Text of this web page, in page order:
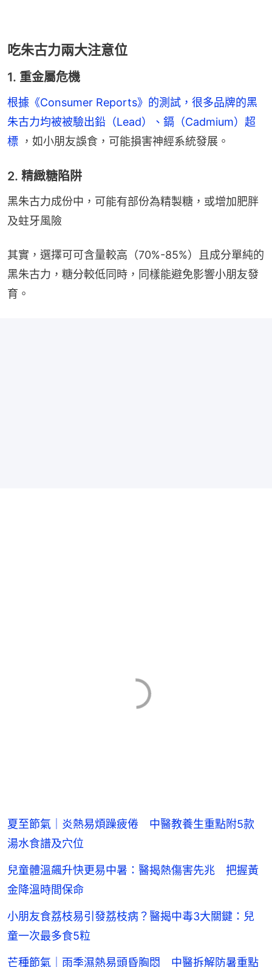
吃朱古力兩大注意位
1. 重金屬危機
根據《Consumer Reports》的測試，很多品牌的黑
朱古力均被被驗出鉛（Lead）、鎘（Cadmium）超
標 ，如小朋友誤食，可能損害神經系統發展。
2. 精緻糖陷阱
黑朱古力成份中，可能有部份為精製糖，或增加肥胖
及蛀牙風險
其實，選擇可可含量較高（70%-85%）且成分單純的
黑朱古力，糖分較低同時，同樣能避免影響小朋友發
育。
夏至節氣｜炎熱易煩躁疲倦 中醫教養生重點附5款
湯水食譜及穴位
兒童體溫飆升快更易中暑：醫揭熱傷害先兆 把握黃
金降溫時間保命
小朋友食荔枝易引發荔枝病？醫揭中毒3大關鍵：兒
童一次最多食5粒
芒種節氣｜雨季濕熱易頭昏胸悶 中醫拆解防暑重點